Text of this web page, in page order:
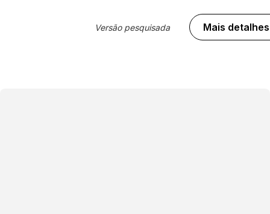
Versão pesquisada Mais detalhes